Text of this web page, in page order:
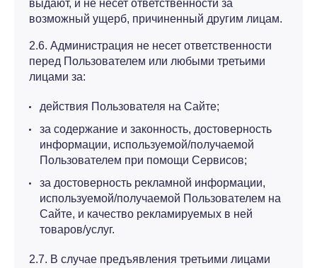
выдают, и не несет ответственности за
возможный ущерб, причиненный другим лицам.
2.6. Администрация не несет ответственности
перед Пользователем или любыми третьими
лицами за:
действия Пользователя на Сайте;
за содержание и законность, достоверность
информации, используемой/получаемой
Пользователем при помощи Сервисов;
за достоверность рекламной информации,
используемой/получаемой Пользователем на
Сайте, и качество рекламируемых в ней
товаров/услуг.
2.7. В случае предъявления третьими лицами